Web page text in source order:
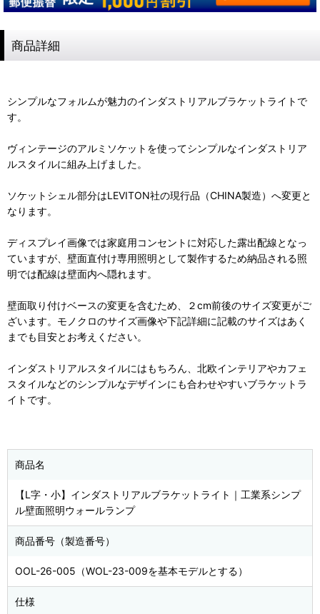
商品詳細
シンプルなフォルムが魅力のインダストリアルブラケットライトで
す。
ヴィンテージのアルミソケットを使ってシンプルなインダストリア
ルスタイルに組み上げました。
ソケットシェル部分はLEVITON社の現行品（CHINA製造）へ変更と
なります。
ディスプレイ画像では家庭用コンセントに対応した露出配線となっ
ていますが、壁面直付け専用照明として製作するため納品される照
明では配線は壁面内へ隠れます。
壁面取り付けベースの変更を含むため、２cm前後のサイズ変更がご
ざいます。モノクロのサイズ画像や下記詳細に記載のサイズはあく
までも目安とお考えください。
インダストリアルスタイルにはもちろん、北欧インテリアやカフェ
スタイルなどのシンプルなデザインにも合わせやすいブラケットラ
イトです。
商品名
【L字・小】インダストリアルブラケットライト｜工業系シンプ
ル壁面照明ウォールランプ
商品番号（製造番号）
OOL-26-005（WOL-23-009を基本モデルとする）
仕様